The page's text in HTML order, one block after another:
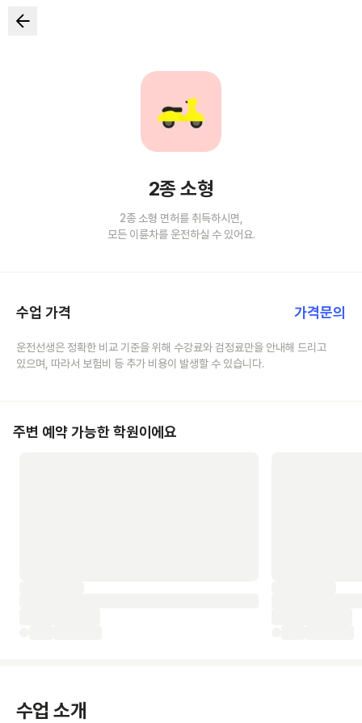
2종 소형
2종 소형 면허를 취득하시면,
모든 이륜차를 운전하실 수 있어요.
수업 가격 가격문의
운전선생은 정확한 비교 기준을 위해 수강료와 검정료만을 안내해 드리고
있으며, 따라서 보험비 등 추가 비용이 발생할 수 있습니다.
주변 예약 가능한 학원이에요
수업 소개